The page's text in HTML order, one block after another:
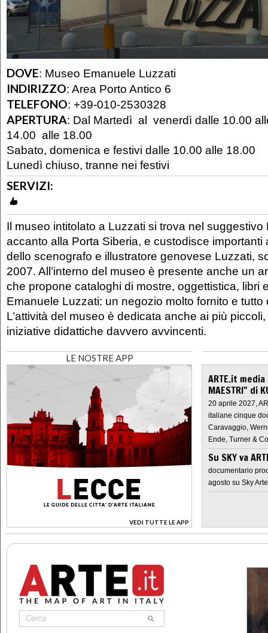
DOVE: Museo Emanuele Luzzati
INDIRIZZO: Area Porto Antico 6
TELEFONO: +39-010-2530328
APERTURA: Dal Martedì al venerdì dalle 10.00
14.00 alle 18.00
Sabato, domenica e festivi dalle 10.00 alle 18.00
Lunedì chiuso, tranne nei festivi
SERVIZI:
Il museo intitolato a Luzzati si trova nel suggestivo
accanto alla Porta Siberia, e custodisce importanti
dello scenografo e illustratore genovese Luzzati,
2007. All’interno del museo è presente anche un
che propone cataloghi di mostre, oggettistica, libri
Emanuele Luzzati: un negozio molto fornito e tutto
L’attività del museo è dedicata anche ai più
iniziative didattiche davvero avvincenti.
LE NOSTRE APP
VEDI TUTTE LE APP
>
ARTE.it
MAESTRI" di
20 aprile 2027,
italiane cinque
Caravaggio,
Ende, Turner &
Su SKY va
documentario
agosto su Sky Arte